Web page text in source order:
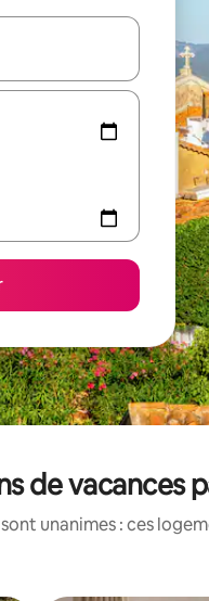
les flèches vers le
de vacances
sont unanimes : ces